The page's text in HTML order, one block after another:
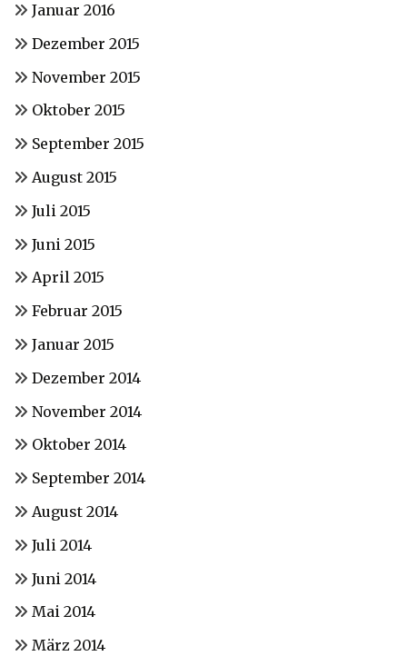
Januar 2016
Dezember 2015
November 2015
Oktober 2015
September 2015
August 2015
Juli 2015
Juni 2015
April 2015
Februar 2015
Januar 2015
Dezember 2014
November 2014
Oktober 2014
September 2014
August 2014
Juli 2014
Juni 2014
Mai 2014
März 2014